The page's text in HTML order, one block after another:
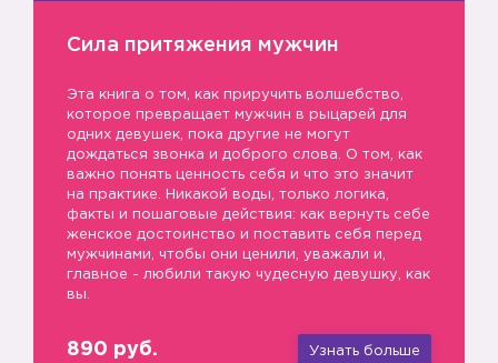
☑️
Сила притяжения мужчин
Эта книга о том, как приручить волшебство,
которое превращает мужчин в рыцарей для
одних девушек, пока другие не могут
дождаться звонка и доброго слова. О том, как
важно понять ценность себя и что это значит
на практике. Никакой воды, только логика,
факты и пошаговые действия: как вернуть себе
женское достоинство и поставить себя перед
мужчинами, чтобы они ценили, уважали и,
главное - любили такую чудесную девушку, как
вы.
890 руб. Узнать больше